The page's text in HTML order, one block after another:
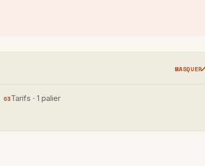
MASQUER
Tarifs · 1 palier